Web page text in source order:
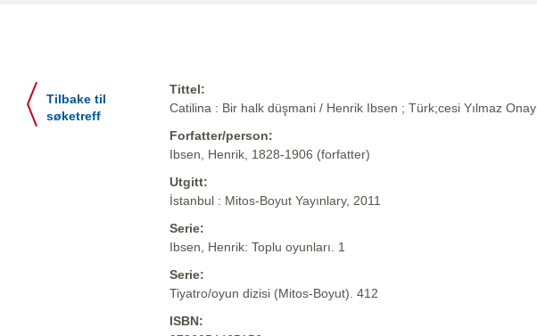
Tilbake til
søketreff
Tittel:
Catilina : Bir halk düşmani / Henrik Ibsen ; Türk;cesi Yılmaz Onay
Forfatter/person:
Ibsen, Henrik, 1828-1906 (forfatter)
Utgitt:
İstanbul : Mitos-Boyut Yayınlary, 2011
Serie:
Ibsen, Henrik: Toplu oyunları. 1
Serie:
Tiyatro/oyun dizisi (Mitos-Boyut). 412
ISBN: